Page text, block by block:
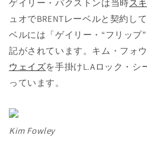
ゲイリー・パクストンは当時ス
ュオでBRENTレーベルと契約し
ベルには「ゲイリー・“フリップ
記がされています。キム・フォ
ウェイズを手掛けL.Aロック・シ
っています。
Kim Fowley